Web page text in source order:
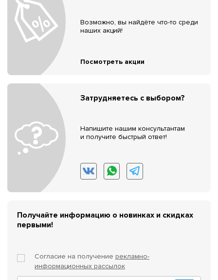
Возможно, вы найдёте что-то среди
наших акций!
Посмотреть акции
Затрудняетесь с выбором?
Напишите нашим консультантам
и получите быстрый ответ!
Получайте информацию о новинках и скидках
первыми!
Согласие на получение рекламно-
информационных рассылок